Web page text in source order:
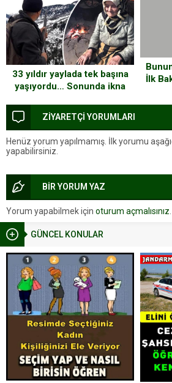
GÜNCEL KONULAR
33 yıldır yaylada tek başına
yaşıyordu… Sonunda ikna
İlk
ZİYARETÇİ YORUMLARI
Henüz yorum yapılmamış. İlk yorumu
yapabilirsiniz.
BİR YORUM YAZ
Yorum yapabilmek için oturum açmalısınız